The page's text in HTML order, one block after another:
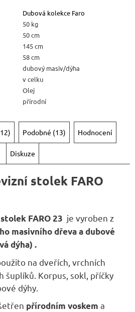
Dubová kolekce Faro
50 kg
50 cm
145 cm
58 cm
dubový masiv/dýha
v celku
Olej
přírodní
Podobné (13) Hodnocení
Diskuze
stolek FARO
FARO 23 je vyroben z
masivního dřevaa dubové
dýha) .
na dveřích, vrchních
šuplíků. Korpus, sokl, příčky
dýhy.
přírodním voskem a